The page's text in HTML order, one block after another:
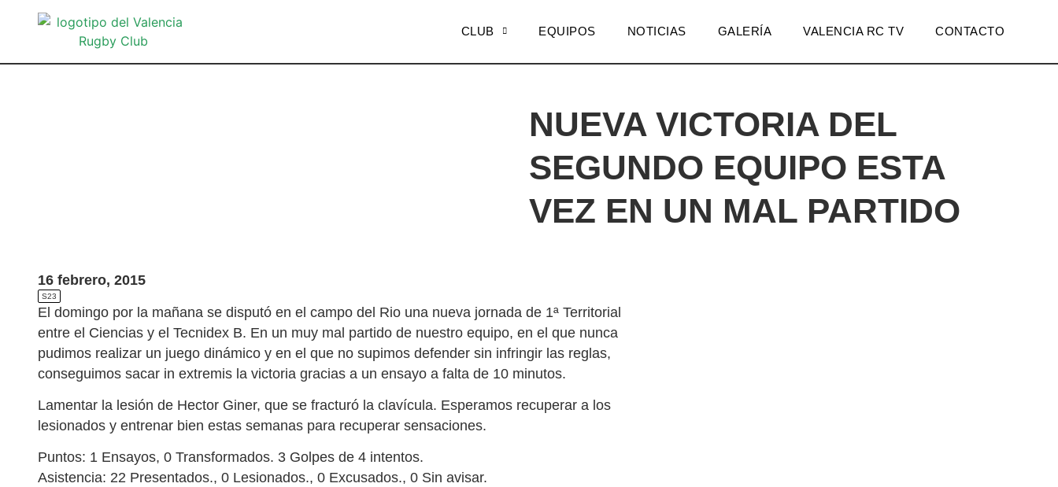
CLUB EQUIPOS NOTICIAS GALERÍA VALENCIA RC TV CONTACTO
NUEVA VICTORIA DEL
SEGUNDO EQUIPO ESTA
VEZ EN UN MAL PARTIDO
16 febrero, 2015
S23
El domingo por la mañana se disputó en el campo del Rio una nueva jornada de 1ª Territorial
entre el Ciencias y el Tecnidex B. En un muy mal partido de nuestro equipo, en el que nunca
pudimos realizar un juego dinámico y en el que no supimos defender sin infringir las reglas,
conseguimos sacar in extremis la victoria gracias a un ensayo a falta de 10 minutos.
Lamentar la lesión de Hector Giner, que se fracturó la clavícula. Esperamos recuperar a los
lesionados y entrenar bien estas semanas para recuperar sensaciones.
Puntos: 1 Ensayos, 0 Transformados. 3 Golpes de 4 intentos.
Asistencia: 22 Presentados., 0 Lesionados., 0 Excusados., 0 Sin avisar.